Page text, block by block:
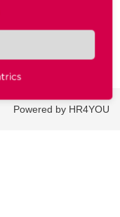
Powered by HR4YOU